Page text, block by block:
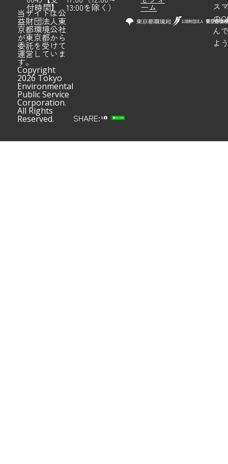
付時間】 13:00を除く） ーム
当サイトは公
益財団法人東
京都環境公社
が東京都から
委託を受けて
運営していま
す。
Copyright
2026 Tokyo
Environmental
Public Service
Corporation.
All Rights
Reserved. SHARE:
ス
の
ん
よ